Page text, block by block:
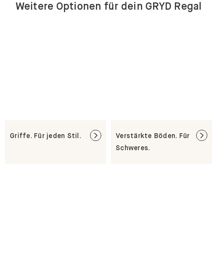
Weitere Optionen für dein GRYD Regal
Griffe. Für jeden Stil.
Verstärkte Böden. Für
Schweres.